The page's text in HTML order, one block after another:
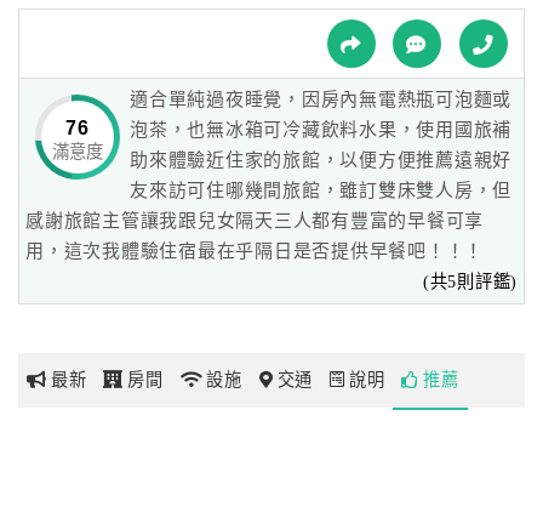
球
網
帶
你
樂
讓晚安旅店善盡著地主之誼與您相會
76
滿意度
適合單純過夜睡覺，因房內無電熱瓶可泡麵或
泡茶，也無冰箱可冷藏飲料水果，使用國旅補
助來體驗近住家的旅館，以便方便推薦遠親好
友來訪可住哪幾間旅館，雖訂雙床雙人房，但
感謝旅館主管讓我跟兒女隔天三人都有豐富的早餐可享
用，這次我體驗住宿最在乎隔日是否提供早餐吧！！！
(共5則評鑑)
最新 房間 設施 交通 說明 推薦